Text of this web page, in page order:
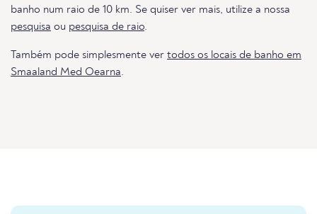
banho num raio de 10 km. Se quiser ver mais, utilize a nossa
pesquisa ou pesquisa de raio.
Também pode simplesmente ver todos os locais de banho em
Smaaland Med Oearna.